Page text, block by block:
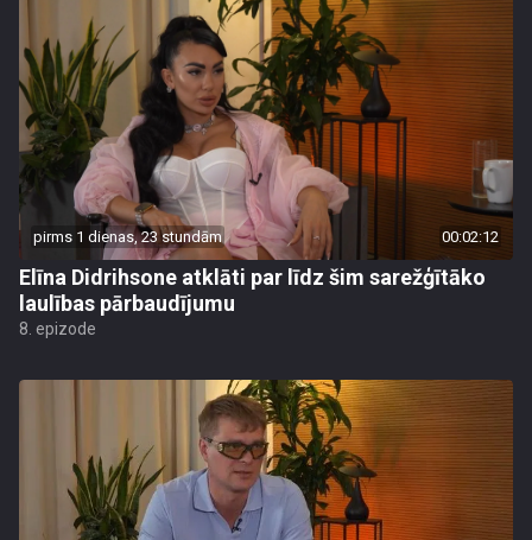
pirms 1 dienas, 23 stundām 00:02:12
Elīna Didrihsone atklāti par līdz šim sarežģītāko
laulības pārbaudījumu
8. epizode